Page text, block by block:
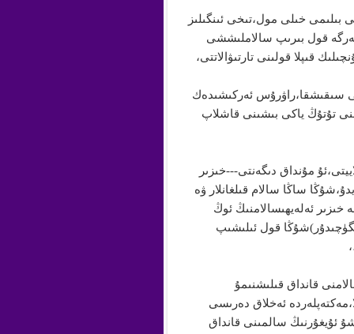
بىلىمى خىلى مول،تىخى ئىنگىلىز
قول بىرىپ سالاملىششى
قىپلا قولىنى تارتىۋالاتتى،
سىقىشقا،راۋرۇس ئەركىشىدەك
تۇتۇڭ ياكى بىشىنى قاشلاپ
مۇنداق دىگەنتى---خىزىر
ساڭا سالام قىلغانلار ۋە
ئەلەيھىسالامنىڭ ئوڭ
قول ئىلىشىپ
قانداق قىلىشنىمۇ
ئەخلاق دەرىسى
ئۇيغۇرنىڭ سالمىنى قانداق